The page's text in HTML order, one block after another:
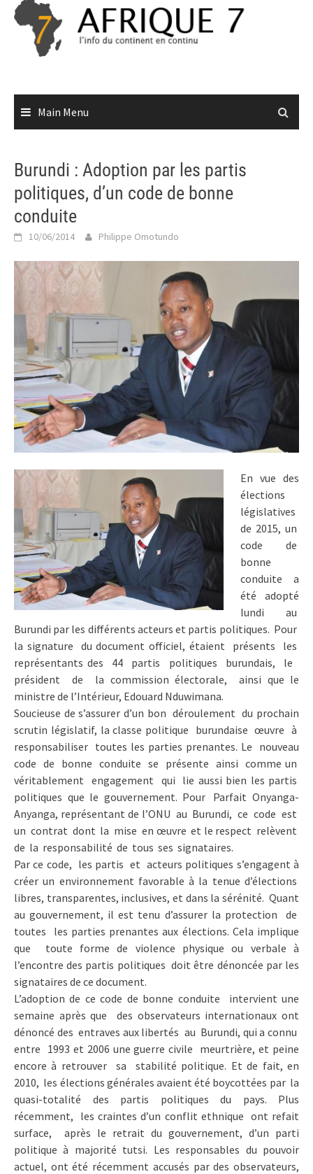
Skip
content
Main Menu
Burundi : Adoption par les partis
politiques, d’un code de bonne
conduite
10/06/2014 Philippe Omotundo
En vue des
élections
législatives
de 2015, un
code de
bonne
conduite a
été adopté
lundi au
Burundi par les différents acteurs et partis politiques. Pour
la signature du document officiel, étaient présents les
représentants des 44 partis politiques burundais, le
président de la commission électorale, ainsi que le
ministre de l’Intérieur, Edouard Nduwimana.
Soucieuse de s’assurer d’un bon déroulement du prochain
scrutin législatif, la classe politique burundaise œuvre à
responsabiliser toutes les parties prenantes. Le nouveau
code de bonne conduite se présente ainsi comme un
véritablement engagement qui lie aussi bien les partis
politiques que le gouvernement. Pour Parfait Onyanga-
Anyanga, représentant de l’ONU au Burundi, ce code est
un contrat dont la mise en œuvre et le respect relèvent
de la responsabilité de tous ses signataires.
Par ce code, les partis et acteurs politiques s’engagent à
créer un environnement favorable à la tenue d’élections
libres, transparentes, inclusives, et dans la sérénité. Quant
au gouvernement, il est tenu d’assurer la protection de
toutes les parties prenantes aux élections. Cela implique
que toute forme de violence physique ou verbale à
l’encontre des partis politiques doit être dénoncée par les
signataires de ce document.
L’adoption de ce code de bonne conduite intervient une
semaine après que des observateurs internationaux ont
dénoncé des entraves aux libertés au Burundi, qui a connu
entre 1993 et 2006 une guerre civile meurtrière, et peine
encore à retrouver sa stabilité politique. Et de fait, en
2010, les élections générales avaient été boycottées par la
quasi-totalité des partis politiques du pays. Plus
récemment, les craintes d’un conflit ethnique ont refait
surface, après le retrait du gouvernement, d’un parti
politique à majorité tutsi. Les responsables du pouvoir
actuel, ont été récemment accusés par des observateurs,